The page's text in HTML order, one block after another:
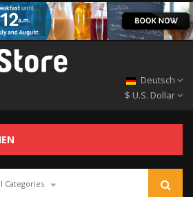
Deutsch
$ U.S. Dollar
Categories